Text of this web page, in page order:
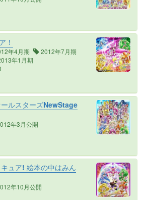
！
年4月期
2012年7月期
年1月期
ルスターズNewStage
年3月公開
ュア! 絵本の中はみん
年10月公開